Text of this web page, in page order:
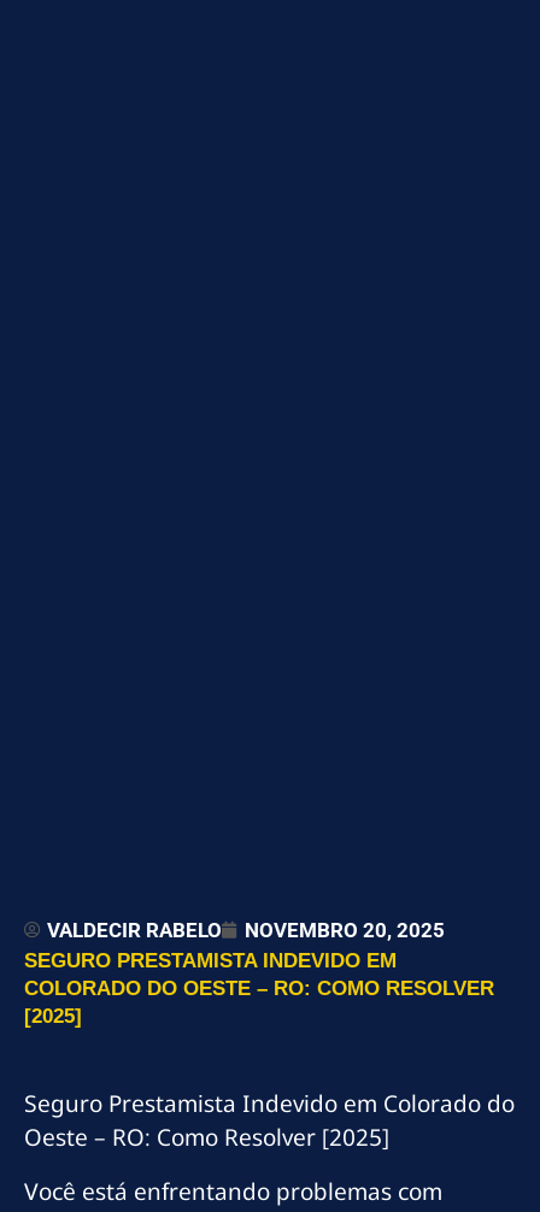
VALDECIR RABELO NOVEMBRO 20, 2025
SEGURO PRESTAMISTA INDEVIDO EM
COLORADO DO OESTE – RO: COMO RESOLVER
[2025]
Seguro Prestamista Indevido em Colorado do
Oeste – RO: Como Resolver [2025]
Você está enfrentando problemas com